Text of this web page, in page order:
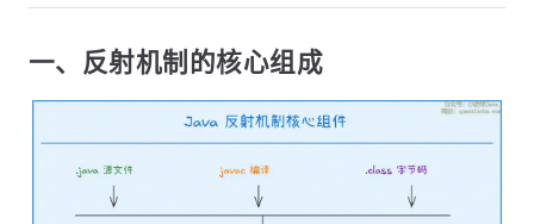
一、反射机制的核心组成